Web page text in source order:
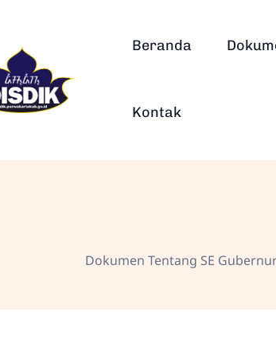
Beranda
Kontak
Dokumen Tentang SE